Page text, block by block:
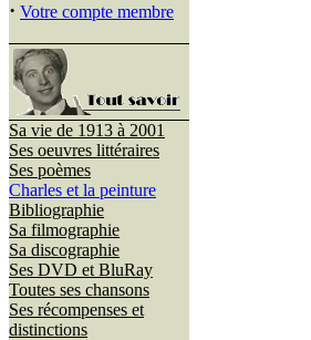
· Votre compte membre
Sa vie de 1913 à 2001
Ses oeuvres littéraires
Ses poèmes
Charles et la peinture
Bibliographie
Sa filmographie
Sa discographie
Ses DVD et BluRay
Toutes ses chansons
Ses récompenses et
distinctions